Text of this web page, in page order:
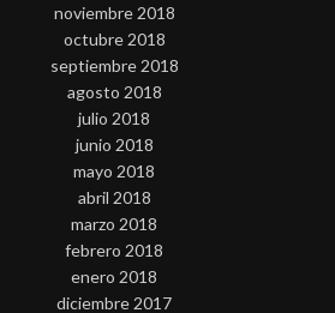
noviembre 2018
octubre 2018
septiembre 2018
agosto 2018
julio 2018
junio 2018
mayo 2018
abril 2018
marzo 2018
febrero 2018
enero 2018
diciembre 2017